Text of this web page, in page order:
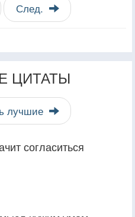
След.
ЦИТАТЫ
лучшие
согласиться